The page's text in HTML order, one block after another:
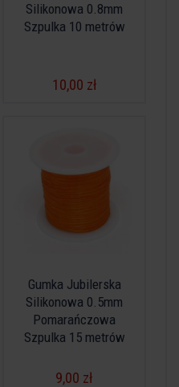
Silikonowa 0.8mm
Szpulka 10 metrów
10,00 zł
Gumka Jubilerska
Silikonowa 0.5mm
Pomarańczowa
Szpulka 15 metrów
9,00 zł